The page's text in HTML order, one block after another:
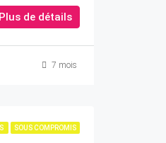
Plus de détails
7 mois
SOUS COMPROMIS